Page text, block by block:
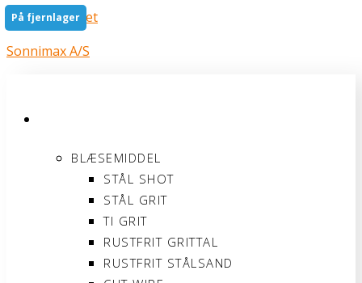
Gå til indholdet
Sonnimax A/S
BLÆSEMIDDEL
STÅL SHOT
STÅL GRIT
TI GRIT
RUSTFRIT GRITTAL
RUSTFRIT STÅLSAND
På fjernlager